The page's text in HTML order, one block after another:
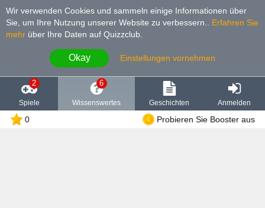
Wir verwenden Cookies und sammeln einige Informationen über
Sie, um Ihre Nutzung unserer Website zu verbessern.
Erfahren Sie
mehr über Ihre Daten auf Quizzclub.
Okay Einstellungen vornehmen
2
Spiele
6
Wissenswertes Geschichten Anmelden
0 Probieren Sie Booster aus